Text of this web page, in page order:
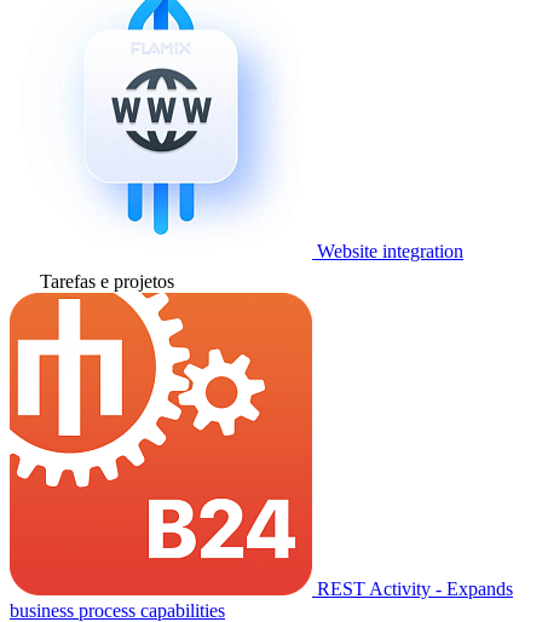
Website integration
Tarefas e projetos
REST Activity - Expands
business process capabilities